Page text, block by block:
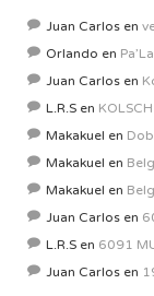
Juan Carlos en
Orlando en
Juan Carlos en
L.R.S en
Makakuel en
Makakuel en
Makakuel en
Juan Carlos en
L.R.S en 6091
Juan Carlos en